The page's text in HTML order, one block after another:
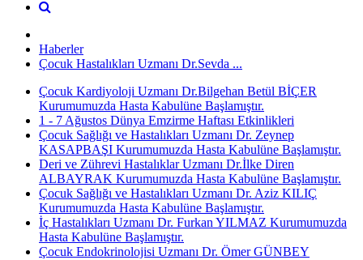
Haberler
Çocuk Hastalıkları Uzmanı Dr.Sevda ...
Çocuk Kardiyoloji Uzmanı Dr.Bilgehan Betül BİÇER
Kurumumuzda Hasta Kabulüne Başlamıştır.
1 - 7 Ağustos Dünya Emzirme Haftası Etkinlikleri
Çocuk Sağlığı ve Hastalıkları Uzmanı Dr. Zeynep
KASAPBAŞI Kurumumuzda Hasta Kabulüne Başlamıştır.
Deri ve Zührevi Hastalıklar Uzmanı Dr.İlke Diren
ALBAYRAK Kurumumuzda Hasta Kabulüne Başlamıştır.
Çocuk Sağlığı ve Hastalıkları Uzmanı Dr. Aziz KILIÇ
Kurumumuzda Hasta Kabulüne Başlamıştır.
İç Hastalıkları Uzmanı Dr. Furkan YILMAZ Kurumumuzda
Hasta Kabulüne Başlamıştır.
Çocuk Endokrinolojisi Uzmanı Dr. Ömer GÜNBEY